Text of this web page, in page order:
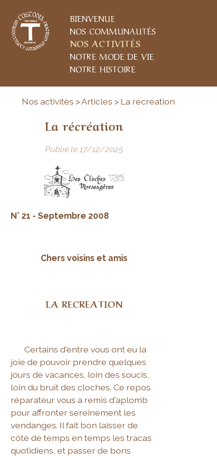
BIENVENUE
NOS COMMUNAUTÉS
NOS ACTIVITÉS
NOTRE MODE DE VIE
NOTRE HISTOIRE
Nos activités > Articles > La récréation
La récréation
Publié le 17/12/2025
N° 21 - Septembre 2008
Chers voisins et amis
LA RECREATION
Certains d'entre vous ont eu la
joie de pouvoir prendre quelques
jours de vacances, loin des soucis,
loin du bruit des cloches. Ce repos
réparateur vous a remis d'aplomb
pour affronter sereinement les
vendanges. Il fait bon laisser de
côté de temps en temps les tracas
quotidiens, et passer de bons